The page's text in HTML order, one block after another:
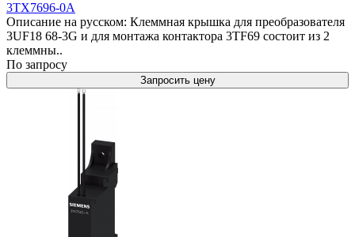
3TX7696-0A
Описание на русском: Клеммная крышка для преобразователя
3UF18 68-3G и для монтажа контактора 3TF69 состоит из 2
клеммны..
По запросу
Запросить цену